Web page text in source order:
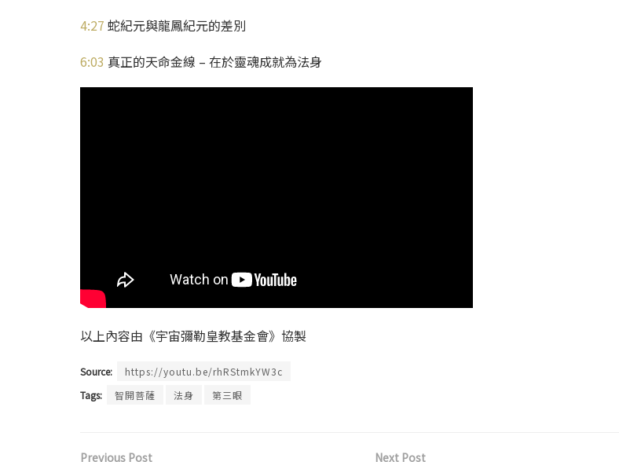
4:27 蛇紀元與龍鳳紀元的差別
6:03 真正的天命金線 – 在於靈魂成就為法身
以上內容由《宇宙彌勒皇教基金會》協製
Source:
https://youtu.be/rhRStmkYW3c
Tags:
智開菩薩 法身 第三眼
Previous Post Next Post